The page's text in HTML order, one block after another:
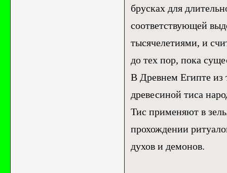
брусках для
соответствующей
тысячелетиями, и
до тех пор, пока
В Древнем Египте из
древесиной тиса
Тис применяют в
прохождении
духов и демонов.